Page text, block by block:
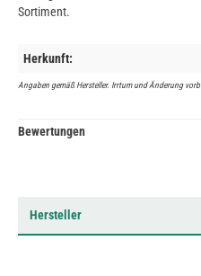
Sortiment.
Herkunft:
Angaben gemäß Hersteller. Irrtum und Änderung
Bewertungen
Hersteller